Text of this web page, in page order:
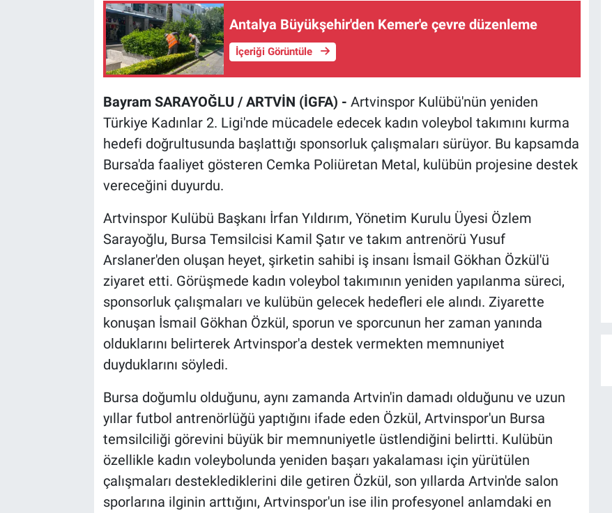
Antalya Büyükşehir'den Kemer'e çevre düzenleme
İçeriği Görüntüle
Bayram SARAYOĞLU / ARTVİN (İGFA) - Artvinspor Kulübü'nün yeniden
Türkiye Kadınlar 2. Ligi'nde mücadele edecek kadın voleybol takımını kurma
hedefi doğrultusunda başlattığı sponsorluk çalışmaları sürüyor. Bu kapsamda
Bursa'da faaliyet gösteren Cemka Poliüretan Metal, kulübün projesine destek
vereceğini duyurdu.
Artvinspor Kulübü Başkanı İrfan Yıldırım, Yönetim Kurulu Üyesi Özlem
Sarayoğlu, Bursa Temsilcisi Kamil Şatır ve takım antrenörü Yusuf
Arslaner'den oluşan heyet, şirketin sahibi iş insanı İsmail Gökhan Özkül'ü
ziyaret etti. Görüşmede kadın voleybol takımının yeniden yapılanma süreci,
sponsorluk çalışmaları ve kulübün gelecek hedefleri ele alındı. Ziyarette
konuşan İsmail Gökhan Özkül, sporun ve sporcunun her zaman yanında
olduklarını belirterek Artvinspor'a destek vermekten memnuniyet
duyduklarını söyledi.
Bursa doğumlu olduğunu, aynı zamanda Artvin'in damadı olduğunu ve uzun
yıllar futbol antrenörlüğü yaptığını ifade eden Özkül, Artvinspor'un Bursa
temsilciliği görevini büyük bir memnuniyetle üstlendiğini belirtti. Kulübün
özellikle kadın voleybolunda yeniden başarı yakalaması için yürütülen
çalışmaları desteklediklerini dile getiren Özkül, son yıllarda Artvin'de salon
sporlarına ilginin arttığını, Artvinspor'un ise ilin profesyonel anlamdaki en